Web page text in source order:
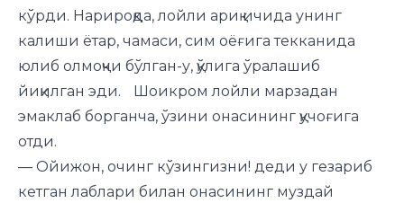
кўрди. Нарироқда, лойли ариқ ичида унинг
калиши ётар, чамаси, сим оёғига текканида
юлиб олмоқчи бўлган-у, қўлига ўралашиб
йиқилган эди. Шоикром лойли марзадан
эмаклаб борганча, ўзини онасининг қучоғига
отди.
— Ойижон, очинг кўзингизни! деди у гезариб
кетган лаблари билан онасининг муздай